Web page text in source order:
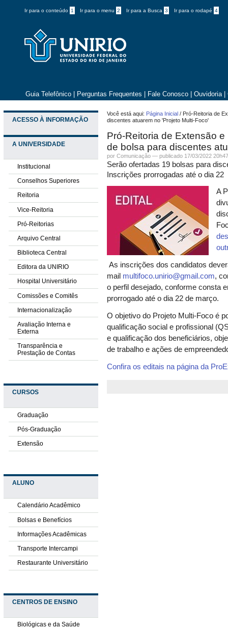
Ir para o conteúdo 1 Ir para o menu 2 Ir para a Busca 3 Ir para o rodapé 4
Guia Telefônico Perguntas Frequentes Fale Conosco Ouvidoria
ACESSO À INFORMAÇÃO
A UNIVERSIDADE
Institucional
Conselhos Superiores
Reitoria
Vice-Reitoria
Pró-Reitorias
Arquivo Central
Biblioteca Central
Editora da UNIRIO
Hospital Universitário
Comissões e Comitês
Internacionalização
Avaliação Interna e
Externa
Transparência e
Prestação de Contas
CURSOS
Graduação
Pós-Graduação
Extensão
ALUNO
Calendário Acadêmico
Bolsas e Benefícios
Informações Acadêmicas
Transporte Intercampi
Restaurante Universitário
CENTROS DE ENSINO
Biológicas e da Saúde
Você está aqui: Página Inicial / Pró-Reitoria de
discentes atuarem no 'Projeto Multi-Foco'
Pró-Reitoria de Extensão
de bolsa para discentes
porComunicação —publicado 17/03/2022
Serão ofertadas 19 bolsas para
Inscrições prorrogadas até o dia 22
A
As inscrições dos candidatos
mail multifoco.unirio@gmail.com,
o perfil desejado, conforme consta
prorrogado até o dia 22 de março.
O objetivo do Projeto Multi-Foco é
qualificação social e profissional
e qualificação dos beneficiários,
de trabalho e ações de
Confira os editais na página da